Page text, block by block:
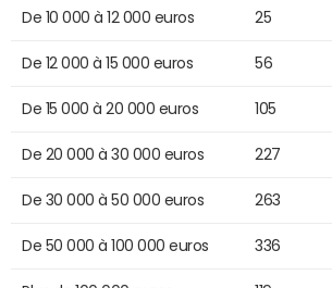
De 10 000 à 12 000 euros 25
De 12 000 à 15 000 euros 56
De 15 000 à 20 000 euros 105
De 20 000 à 30 000 euros 227
De 30 000 à 50 000 euros 263
De 50 000 à 100 000 euros 336